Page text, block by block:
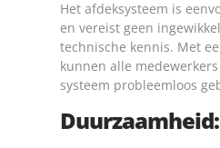
Het afdeksysteem is
en vereist geen
technische kennis. Met
kunnen alle
systeem probleemloos
Duurzaamheid: